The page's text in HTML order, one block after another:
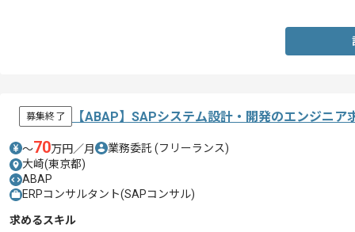
募集終了 【ABAP】SAPシステム設計・開発のエンジニア
〜70万円／月 業務委託 (フリーランス)
大崎(東京都)
ABAP
ERPコンサルタント(SAPコンサル)
求めるスキル